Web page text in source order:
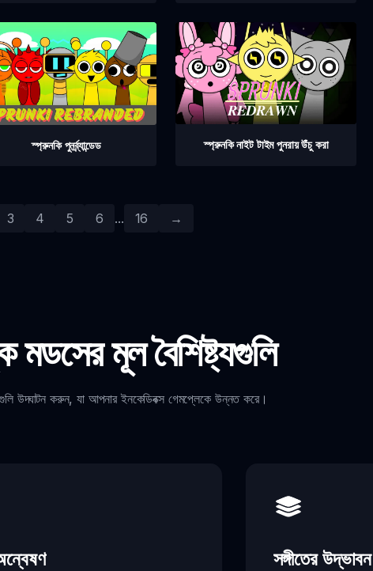
স্প্রুনকি পুনর্ব্র্যান্ডেড স্প্রুনকি নাইট টাইম পুনরায় উঁচু করা
3 4 5 6 ... 16 →
মূল বৈশিষ্ট্যগুলি
উদ্ঘাটন করুন, যা আপনার ইনকেডিবক্স গেমপ্লেকে উন্নত করে।
সঙ্গীতের উদ্ভাবন